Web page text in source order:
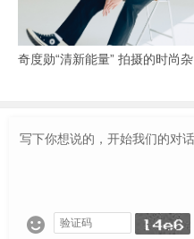
奇度勋“清新能量” 拍摄的时尚杂
